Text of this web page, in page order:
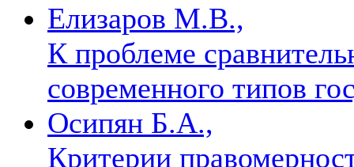
Елизаров М.В.,
К проблеме
современного типов
Осипян Б.А.,
Критерии